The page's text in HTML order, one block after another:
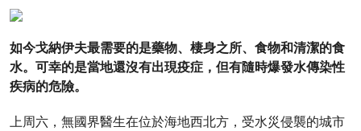
如今戈納伊夫最需要的是藥物、棲身之所、食物和清潔的食
水。可幸的是當地還沒有出現疫症，但有隨時爆發水傳染性
疾病的危險。
上周六，無國界醫生在位於海地西北方，受水災侵襲的城市